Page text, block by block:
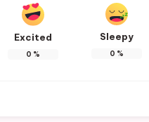
Excited
0 %
Sleepy
0 %